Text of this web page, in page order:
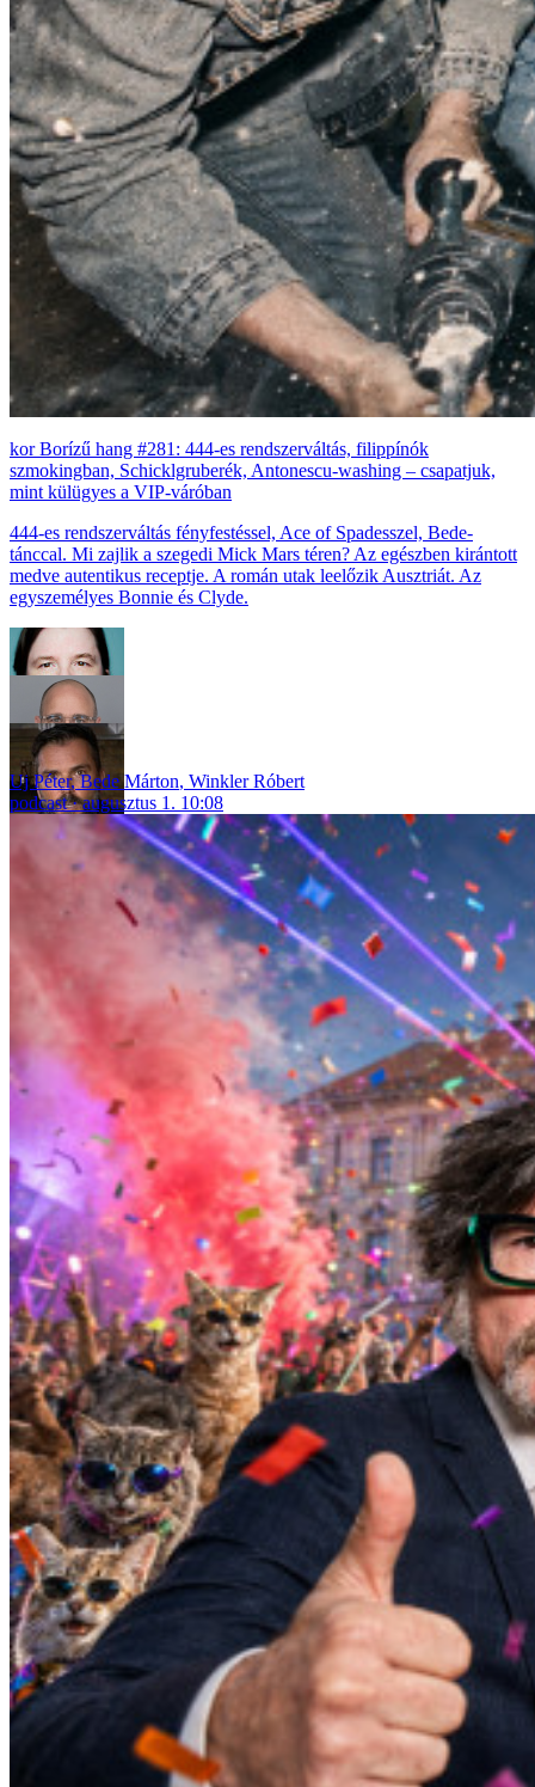
Borízű hang #281: 444-es rendszerváltás, filippínók
szmokingban, Schicklgruberék, Antonescu-washing – csapatjuk,
mint külügyes a VIP-váróban
444-es rendszerváltás fényfestéssel, Ace of Spadesszel, Bede-
tánccal. Mi zajlik a szegedi Mick Mars téren? Az egészben kirántott
medve autentikus receptje. A román utak leelőzik Ausztriát. Az
egyszemélyes Bonnie és Clyde.
Uj Péter,Bede Márton, Winkler Róbert
podcast
augusztus 1. 10:08